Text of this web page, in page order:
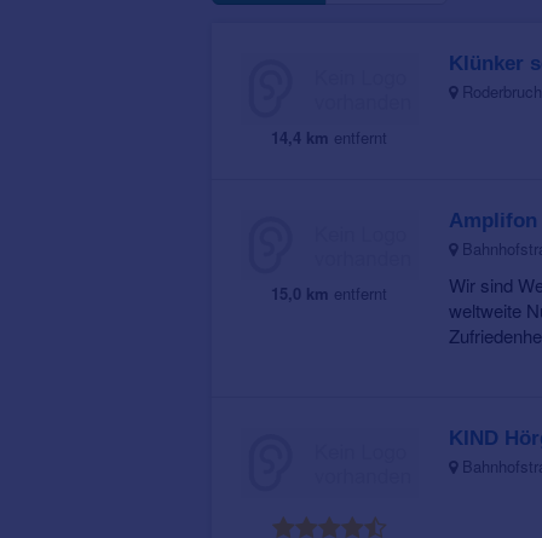
14,4 km entfernt
Klünker
15,0 km entfernt
Amplifon
Wir sind
weltweite
KIND